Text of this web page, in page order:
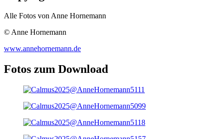
Alle Fotos von Anne Hornemann
© Anne Hornemann
www.annehornemann.de
Fotos zum Download